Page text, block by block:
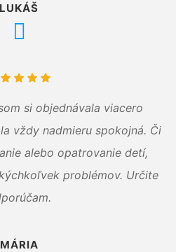
LUKÁŠ
si objednávala viacero
vždy nadmieru spokojná. Či
alebo opatrovanie detí,
problémov. Určite
MÁRIA